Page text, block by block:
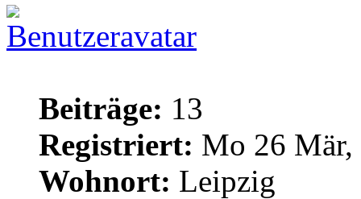
Beiträge: 13
Registriert: Mo 26
Wohnort: Leipzig